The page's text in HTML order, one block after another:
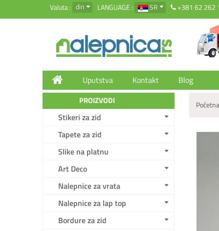
Valuta : din LANGUAGE : SR +381 62 262
Uputstva Kontakt Blog
PROIZVODI
Stikeri za zid
Tapete za zid
Slike na platnu
Art Deco
Nalepnice za vrata
Nalepnice za lap top
Bordure za zid